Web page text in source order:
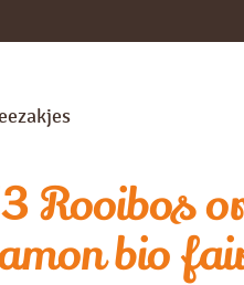
Rooibos
bio